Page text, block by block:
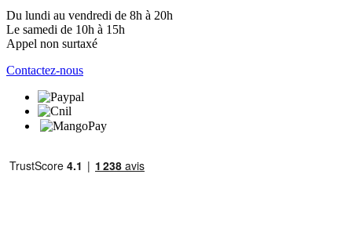
Du lundi au vendredi de 8h à 20h
Le samedi de 10h à 15h
Appel non surtaxé
Contactez-nous